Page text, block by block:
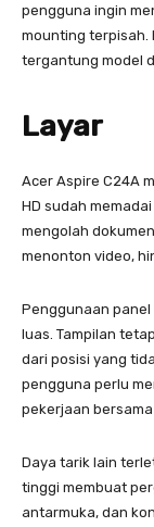
pengguna ingin
mounting terpisah.
tergantung model
Layar
Acer Aspire C24A
HD sudah
mengolah
menonton video,
Penggunaan panel
luas. Tampilan
dari posisi yang
pengguna perlu
pekerjaan
Daya tarik lain
tinggi membuat
antarmuka, dan